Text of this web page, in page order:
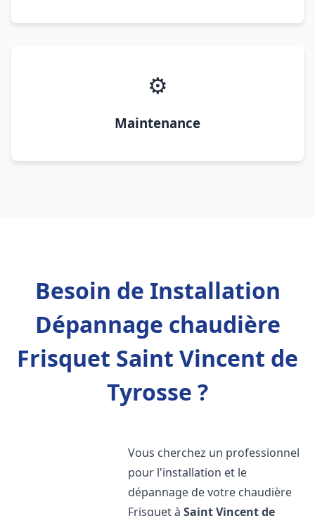
⚙️
Maintenance
Besoin de Installation
Dépannage chaudière
Frisquet Saint Vincent de
Tyrosse ?
Vous cherchez un professionnel
pour l'installation et le
dépannage de votre chaudière
Frisquet àSaint Vincent de